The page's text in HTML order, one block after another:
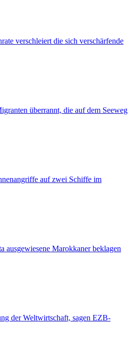
verschleiert die sich verschärfende
überrannt, die auf dem Seeweg
auf zwei Schiffe im
ausgewiesene Marokkaner beklagen
der Weltwirtschaft, sagen EZB-